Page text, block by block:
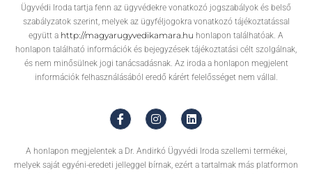
Ügyvédi Iroda tartja fenn az ügyvédekre vonatkozó jogszabályok és belső
szabályzatok szerint, melyek az ügyféljogokra vonatkozó tájékoztatással
együtt a http://magyarugyvedikamara.hu honlapon találhatóak. A
honlapon található információk és bejegyzések tájékoztatási célt szolgálnak,
és nem minősülnek jogi tanácsadásnak. Az iroda a honlapon megjelent
információk felhasználásából eredő kárért felelősséget nem vállal.
A honlapon megjelentek a Dr. Andirkó Ügyvédi Iroda szellemi termékei,
melyek saját egyéni-eredeti jelleggel bírnak, ezért a tartalmak más platformon